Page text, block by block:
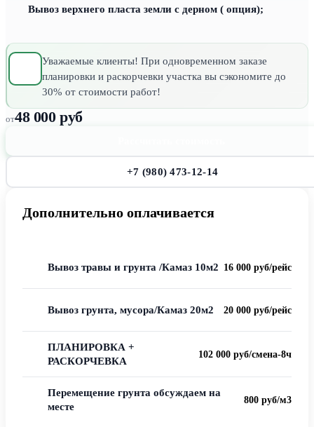
Вывоз верхнего пласта земли с дерном ( опция);
Уважаемые клиенты! При одновременном заказе
планировки и раскорчевки участка вы сэкономите до
30% от стоимости работ!
от48 000 руб
+7 (980) 473-12-14
Дополнительно оплачивается
Вывоз травы и грунта /Камаз 10м2 16 000 руб/рейс
Вывоз грунта, мусора/Камаз 20м2 20 000 руб/рейс
ПЛАНИРОВКА +
РАСКОРЧЕВКА
102 000 руб/смена-8ч
Перемещение грунта обсуждаем на
месте
800 руб/м3